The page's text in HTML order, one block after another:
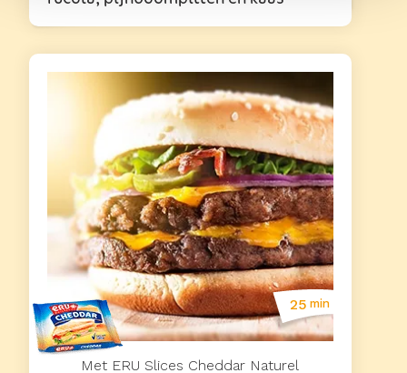
25 min
Met ERU Slices Cheddar Naturel